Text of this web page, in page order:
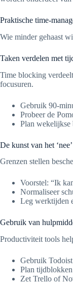
Praktische time-
Wie minder gehaast
Taken verdelen met
Time blocking
focusuren.
Gebruik 90-
Probeer de
Plan wekelijkse
De kunst van het
Grenzen stellen
Voorstel: “Ik
Normaliseer
Leg werktijden
Gebruik van
Productiviteit tools
Gebruik
Plan
Zet Trello of